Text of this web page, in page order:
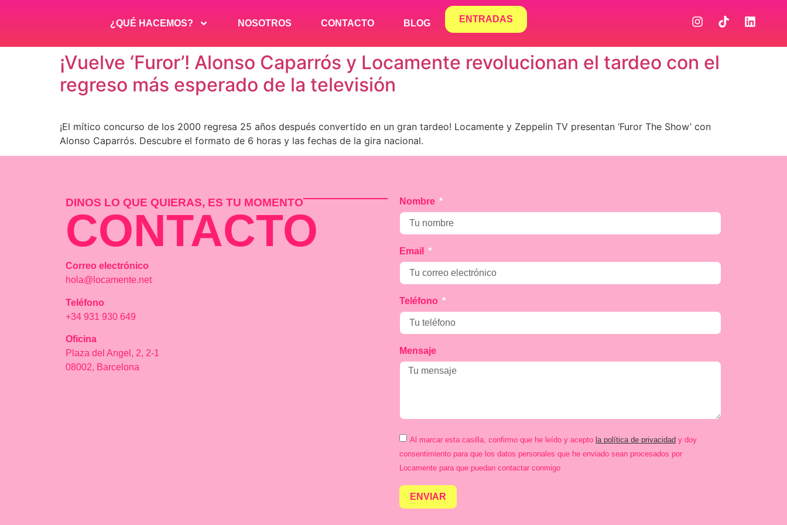
¿QUÉ HACEMOS? NOSOTROS CONTACTO BLOG ENTRADAS
¡Vuelve ‘Furor’! Alonso Caparrós y Locamente revolucionan el tardeo con el
regreso más esperado de la televisión
¡El mítico concurso de los 2000 regresa 25 años después convertido en un gran tardeo! Locamente y Zeppelin TV presentan ‘Furor The Show’ con
Alonso Caparrós. Descubre el formato de 6 horas y las fechas de la gira nacional.
DINOS LO QUE QUIERAS, ES TU MOMENTO
CONTACTO
Correo electrónico
hola@locamente.net
Teléfono
+34 931 930 649
Oficina
Plaza del Angel, 2, 2-1
08002, Barcelona
Nombre
Email
Teléfono
Mensaje
Al marcar esta casilla, confirmo que he leído y acepto la política de privacidad y doy
consentimiento para que los datos personales que he enviado sean procesados por
Locamente para que puedan contactar conmigo
ENVIAR